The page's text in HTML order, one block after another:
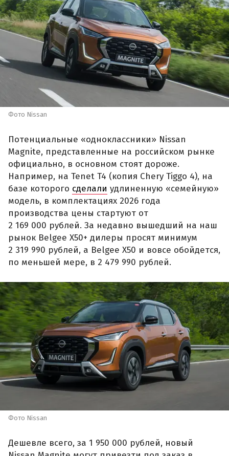
Фото Nissan
Потенциальные «одноклассники» Nissan
Magnite, представленные на российском рынке
официально, в основном стоят дороже.
Например, на Tenet T4 (копия Chery Tiggo 4), на
базе которого сделали удлиненную «семейную»
модель, в комплектациях 2026 года
производства цены стартуют от
2 169 000 рублей. За недавно вышедший на наш
рынок Belgee X50+ дилеры просят минимум
2 319 990 рублей, а Belgee X50 и вовсе обойдется,
по меньшей мере, в 2 479 990 рублей.
Фото Nissan
Дешевле всего, за 1 950 000 рублей, новый